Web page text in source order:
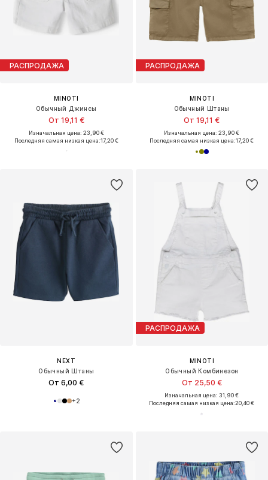
РАСПРОДАЖА
MINOTI
Обычный Джинсы
От 19,11 €
Изначальная цена: 23,90 €
Последняя самая низкая цена:17,20 €
РАСПРОДАЖА
MINOTI
Обычный Штаны
От 19,11 €
Изначальная цена: 23,90 €
Последняя самая низкая цена:17,20 €
NEXT
Обычный Штаны
От 6,00 €
+2
РАСПРОДАЖА
MINOTI
Обычный Комбинезон
От 25,50 €
Изначальная цена: 31,90 €
Последняя самая низкая цена:20,40 €